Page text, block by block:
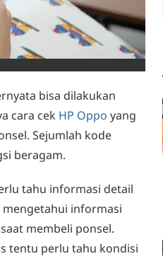
bisa dilakukan
cara cek HP Oppo yang
Sejumlah kode
beragam.
tahu informasi detail
mengetahui informasi
membeli ponsel.
tentu perlu tahu kondisi